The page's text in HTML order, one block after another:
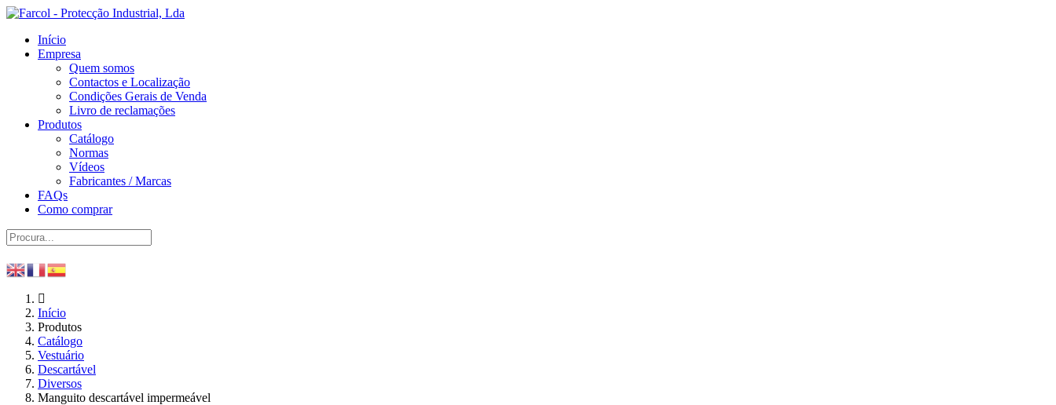
Início
Empresa
Quem somos
Contactos e Localização
Condições Gerais de Venda
Livro de reclamações
Produtos
Catálogo
Normas
Vídeos
Fabricantes / Marcas
FAQs
Como comprar
Início
Produtos
Catálogo
Vestuário
Descartável
Diversos
Manguito descartável impermeável